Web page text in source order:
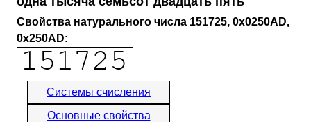
Свойства натурального числа 151725, 0x0250AD,
0x250AD:
Системы счисления
Основные свойства